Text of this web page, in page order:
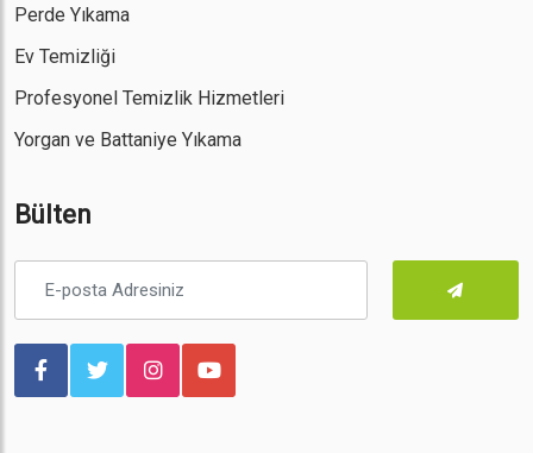
Perde Yıkama
Ev Temizliği
Profesyonel Temizlik Hizmetleri
Yorgan ve Battaniye Yıkama
Bülten